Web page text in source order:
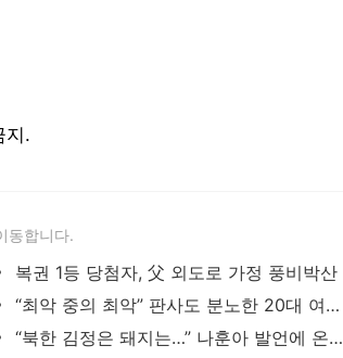
지.
동합니다.
복권 1등 당첨자, 父 외도로 가정 풍비박산
“최악 중의 최악” 판사도 분노한 20대 여성 공갈범의 행태
“북한 김정은 돼지는…” 나훈아 발언에 온라인 ‘시끌시끌’